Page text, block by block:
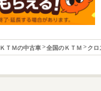
ＫＴＭの中古車 全国のＫＴＭ クロ